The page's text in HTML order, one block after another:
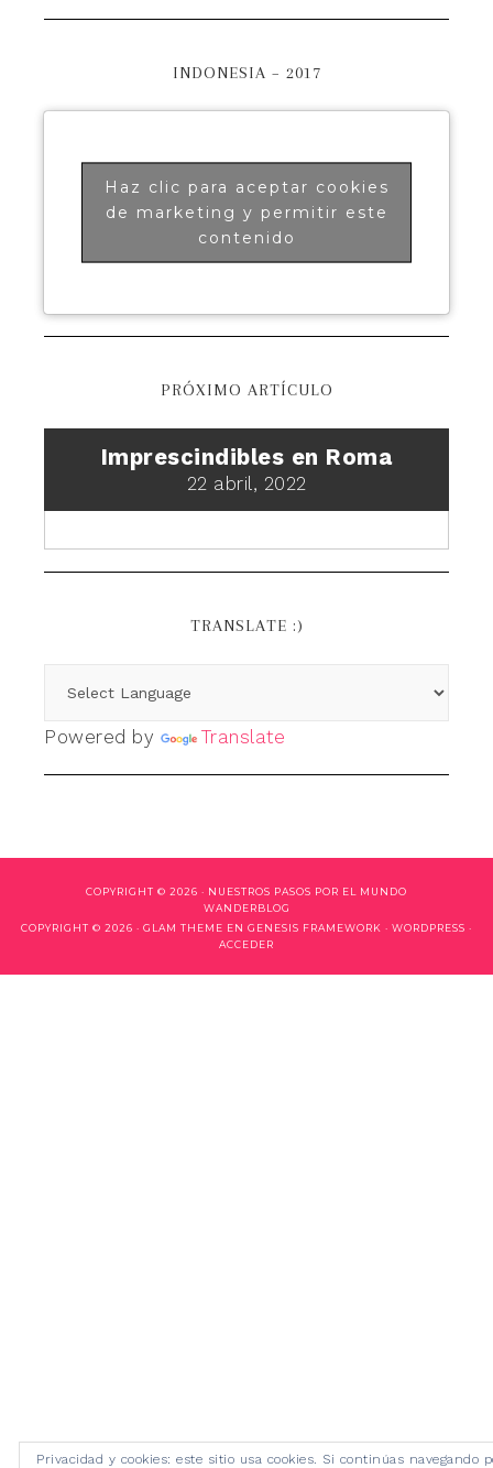
INDONESIA – 2017
Haz clic para aceptar cookies
de marketing y permitir este
contenido
PRÓXIMO ARTÍCULO
Imprescindibles en Roma
22 abril, 2022
TRANSLATE :)
Powered by Translate
COPYRIGHT © 2026 · NUESTROS PASOS POR EL MUNDO
WANDERBLOG
COPYRIGHT © 2026 · GLAM THEME EN GENESIS FRAMEWORK · WORDPRESS ·
ACCEDER
Privacidad y cookies: este sitio usa cookies. Si continúas navegando